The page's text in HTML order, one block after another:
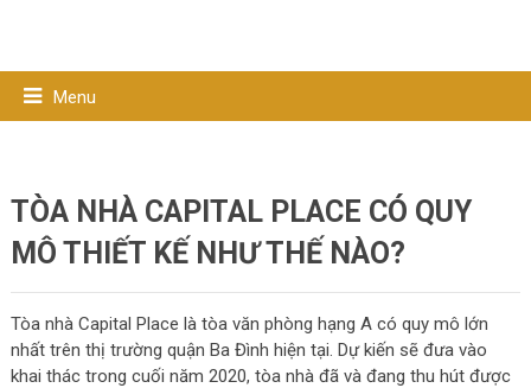
Menu
TÒA NHÀ CAPITAL PLACE CÓ QUY
MÔ THIẾT KẾ NHƯ THẾ NÀO?
Tòa nhà Capital Place là tòa văn phòng hạng A có quy mô lớn
nhất trên thị trường quận Ba Đình hiện tại. Dự kiến sẽ đưa vào
khai thác trong cuối năm 2020, tòa nhà đã và đang thu hút được